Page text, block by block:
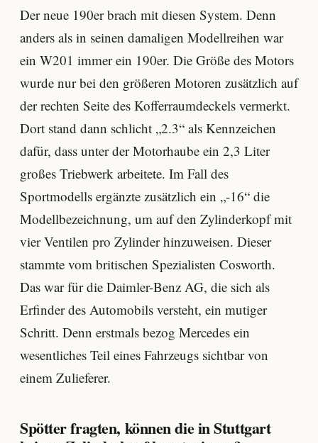
Der neue 190er brach mit diesen System. Denn
anders als in seinen damaligen Modellreihen war
ein W201 immer ein 190er. Die Größe des Motors
wurde nur bei den größeren Motoren zusätzlich auf
der rechten Seite des Kofferraumdeckels vermerkt.
Dort stand dann schlicht „2.3“ als Kennzeichen
dafür, dass unter der Motorhaube ein 2,3 Liter
großes Triebwerk arbeitete. Im Fall des
Sportmodells ergänzte zusätzlich ein „-16“ die
Modellbezeichnung, um auf den Zylinderkopf mit
vier Ventilen pro Zylinder hinzuweisen. Dieser
stammte vom britischen Spezialisten Cosworth.
Das war für die Daimler-Benz AG, die sich als
Erfinder des Automobils versteht, ein mutiger
Schritt. Denn erstmals bezog Mercedes ein
wesentliches Teil eines Fahrzeugs sichtbar von
einem Zulieferer.
Spötter fragten, können die in Stuttgart